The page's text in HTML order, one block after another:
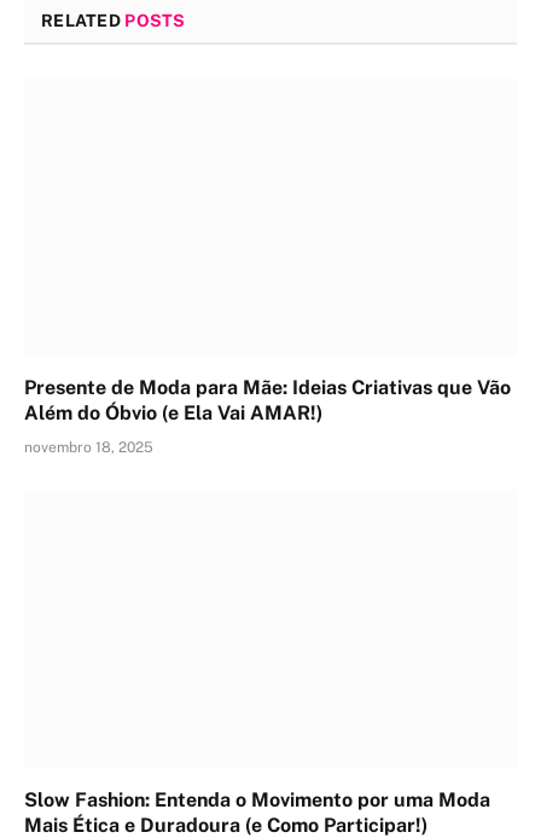
RELATED POSTS
Presente de Moda para Mãe: Ideias Criativas que Vão
Além do Óbvio (e Ela Vai AMAR!)
novembro 18, 2025
Slow Fashion: Entenda o Movimento por uma Moda
Mais Ética e Duradoura (e Como Participar!)